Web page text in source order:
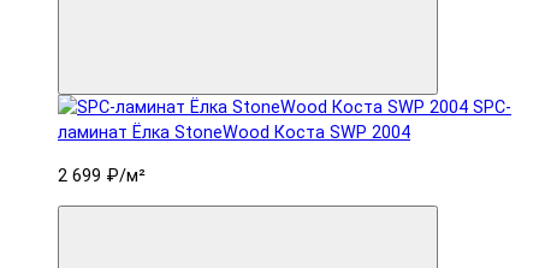
SPC-
ламинат Ëлка StoneWood Коста SWP 2004
2 699 ₽/м²